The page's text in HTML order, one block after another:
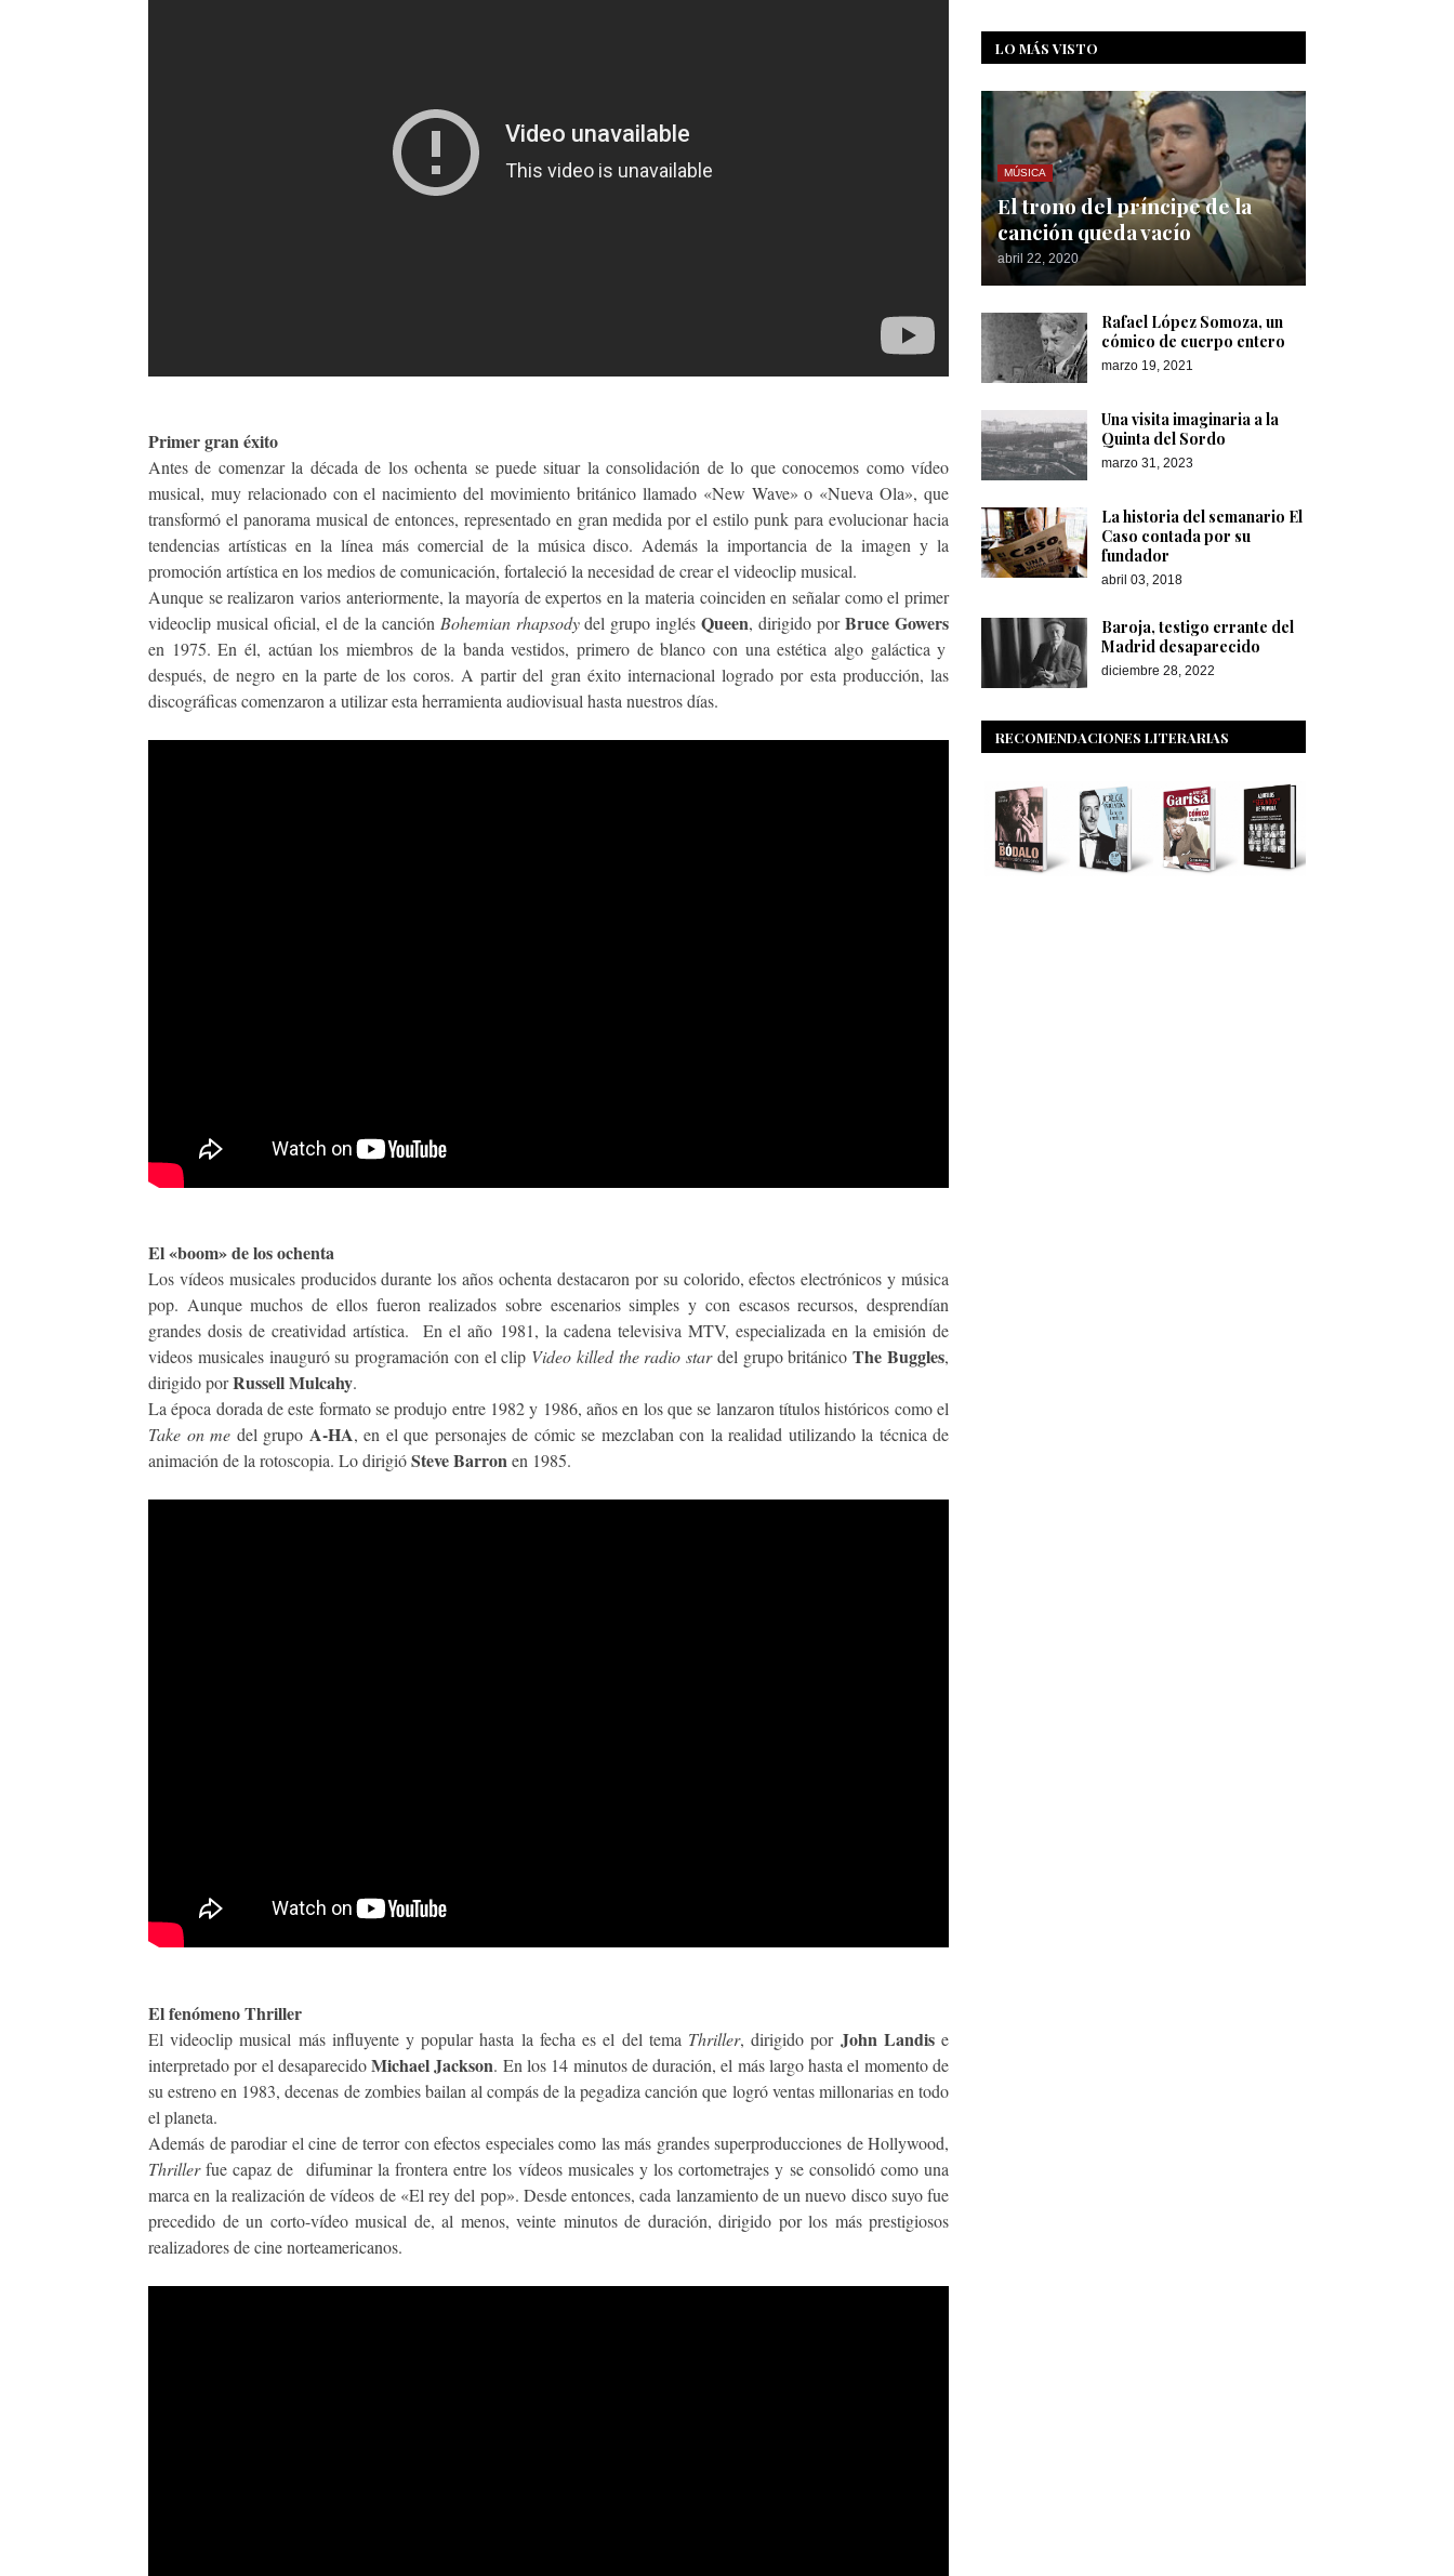
Primer gran éxito
Antes de comenzar la década de los ochenta se puede situar la consolidación de lo que conocemos como vídeo
musical, muy relacionado con el nacimiento del movimiento británico llamado «New Wave» o «Nueva Ola», que
transformó el panorama musical de entonces, representado en gran medida por el estilo punk para evolucionar hacia
tendencias artísticas en la línea más comercial de la música disco. Además la importancia de la imagen y la
promoción artística en los medios de comunicación, fortaleció la necesidad de crear el videoclip musical.
Aunque se realizaron varios anteriormente, la mayoría de expertos en la materia coinciden en señalar como el primer
videoclip musical oficial, el de la canción Bohemian rhapsodydel grupo inglésQueen, dirigido porBruce Gowers
en 1975. En él, actúan los miembros de la banda vestidos, primero de blanco con una estética algo galáctica y
después, de negro en la parte de los coros. A partir del gran éxito internacional logrado por esta producción, las
discográficas comenzaron a utilizar esta herramienta audiovisual hasta nuestros días.
El «boom» de los ochenta
Los vídeos musicales producidos durante los años ochenta destacaron por su colorido, efectos electrónicos y música
pop. Aunque muchos de ellos fueron realizados sobre escenarios simples y con escasos recursos, desprendían
grandes dosis de creatividad artística.
En el año 1981, la cadena televisiva MTV, especializada en la emisión de
videos musicales inauguró su programación con el clip Video killed the radio stardel grupo británicoThe Buggles,
dirigido porRussell Mulcahy.
La época dorada de este formato se produjo entre 1982 y 1986, años en los que se lanzaron títulos históricos como el
Take on me del grupo A-HA, en el que personajes de cómic se mezclaban con la realidad utilizando la técnica de
animación de la rotoscopia. Lo dirigióSteve Barronen 1985.
El fenómeno Thriller
El videoclip musical más influyente y popular hasta la fecha es el del tema Thriller, dirigido por John Landise
interpretado por el desaparecidoMichael Jackson. En los 14 minutos de duración, el más largo hasta el momento de
su estreno en 1983, decenas de zombies bailan al compás de la pegadiza canción que logró ventas millonarias en todo
el planeta.
Además de parodiar el cine de terror con efectos especiales como las más grandes superproducciones de Hollywood,
Thrillerfue capaz de difuminar la frontera entre los vídeos musicales y los cortometrajes y se consolidó como una
marca en la realización de vídeos de «El rey del pop». Desde entonces, cada lanzamiento de un nuevo disco suyo fue
precedido de un corto-vídeo musical de, al menos, veinte minutos de duración, dirigido por los más prestigiosos
realizadores de cine norteamericanos.
LO MÁS VISTO
MÚSICA
El trono del príncipe de la
canción queda vacío
abril 22, 2020
Rafael López Somoza, un
cómico de cuerpo entero
marzo 19, 2021
Una visita imaginaria a la
Quinta del Sordo
marzo 31, 2023
La historia del semanario El
Caso contada por su
fundador
abril 03, 2018
Baroja, testigo errante del
Madrid desaparecido
diciembre 28, 2022
RECOMENDACIONES LITERARIAS